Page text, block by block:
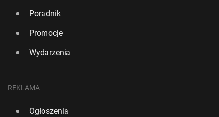
Po­li­ti­co: Trump ma listę "grzecz­nych i nie­grzecz­
23 kwietnia, 14:00
Poradnik
Promocje
Wydarzenia
REKLAMA
Ogłoszenia